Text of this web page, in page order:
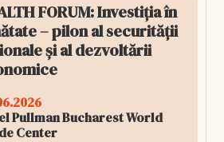
FORUM: Investiția în
– pilon al securității
și al dezvoltării
Pullman Bucharest World
Center